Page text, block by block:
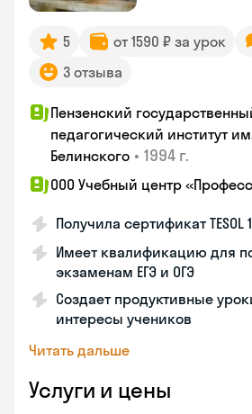
5 от 1590 ₽ за урок
3 отзыва
Пензенский
педагогический институт им.
Белинского • 1994 г.
ООО Учебный центр
Получила сертификат TESOL
Имеет квалификацию для
экзаменам ЕГЭ и ОГЭ
Создает продуктивные
интересы учеников
Читать дальше
Услуги и цены